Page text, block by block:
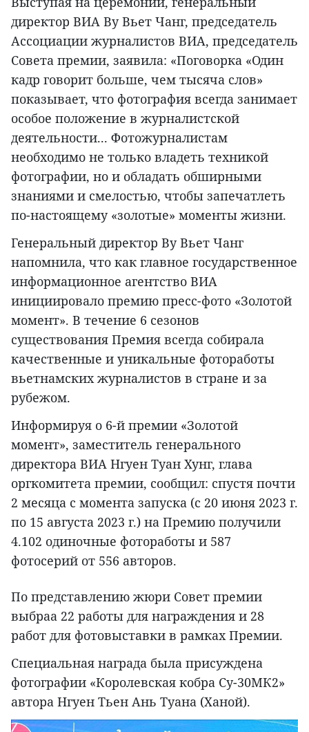
директор ВИА Ву Вьет Чанг, председатель
Ассоциации журналистов ВИА, председатель
Совета премии, заявила: «Поговорка «Один
кадр говорит больше, чем тысяча слов»
показывает, что фотография всегда занимает
особое положение в журналистской
деятельности... Фотожурналистам
необходимо не только владеть техникой
фотографии, но и обладать обширными
знаниями и смелостью, чтобы запечатлеть
по-настоящему «золотые» моменты жизни.
Генеральный директор Ву Вьет Чанг
напомнила, что как главное государственное
информационное агентство ВИА
инициировало премию пресс-фото «Золотой
момент». В течение 6 сезонов
существования Премия всегда собирала
качественные и уникальные фотоработы
вьетнамских журналистов в стране и за
рубежом.
Информируя о 6-й премии «Золотой
момент», заместитель генерального
директора ВИА Нгуен Туан Хунг, глава
оргкомитета премии, сообщил: спустя почти
2 месяца с момента запуска (с 20 июня 2023 г.
по 15 августа 2023 г.) на Премию получили
4.102 одиночные фотоработы и 587
фотосерий от 556 авторов.
По представлению жюри Совет премии
выбраа 22 работы для награждения и 28
работ для фотовыставки в рамках Премии.
Специальная награда была присуждена
фотографии «Королевская кобра Су-30МК2»
автора Нгуен Тьен Ань Туана (Ханой).